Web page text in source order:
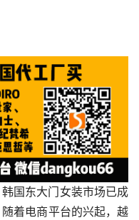
国东大门女装市场已成
着电商平台的兴起，越